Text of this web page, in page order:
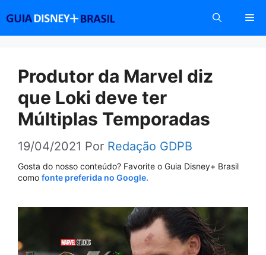
conteúdo
Produtor da Marvel diz
que Loki deve ter
Múltiplas Temporadas
19/04/2021 Por Redação GDPB
Gosta do nosso conteúdo? Favorite o Guia Disney+ Brasil
como fonte preferida no Google.